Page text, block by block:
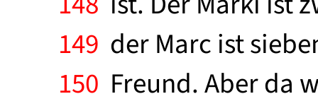
149 der Marc ist
150 Freund. Aber da